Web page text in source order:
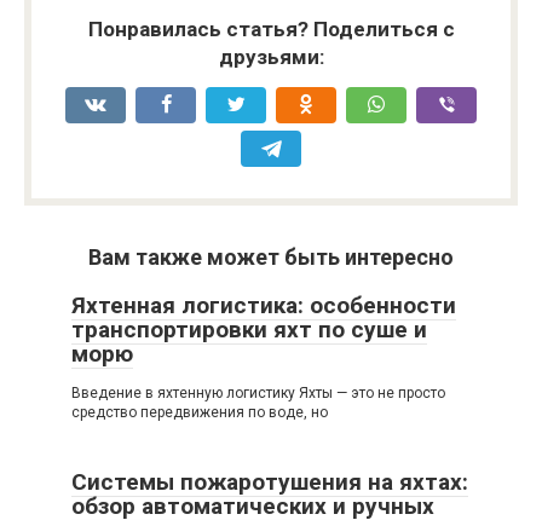
Понравилась статья? Поделиться с
друзьями:
Вам также может быть интересно
Яхтенная логистика: особенности
транспортировки яхт по суше и
морю
Введение в яхтенную логистику Яхты — это не просто
средство передвижения по воде, но
Системы пожаротушения на яхтах:
обзор автоматических и ручных